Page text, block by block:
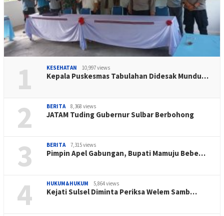
1 KESEHATAN 10,997 views
Kepala Puskesmas Tabulahan Didesak Mundu…
2 BERITA 8,368 views
JATAM Tuding Gubernur Sulbar Berbohong
3 BERITA 7,315 views
Pimpin Apel Gabungan, Bupati Mamuju Bebe…
4 HUKUM&HUKUM 5,864 views
Kejati Sulsel Diminta Periksa Welem Samb…